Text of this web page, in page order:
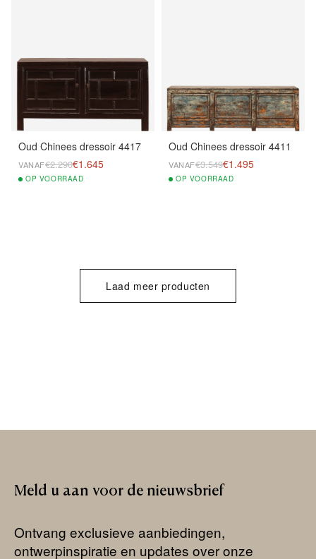
Oud Chinees dressoir 4417
VANAF€2.290€1.645
OP VOORRAAD
Oud Chinees dressoir 4411
VANAF€3.549€1.495
OP VOORRAAD
Laad meer producten
Meld u aan voor de nieuwsbrief
Ontvang exclusieve aanbiedingen,
ontwerpinspiratie en updates over onze